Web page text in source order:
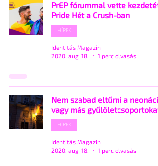
PrEP fórummal vette kezdetét
Pride Hét a Crush-ban
HÍREK
Identitás Magazin
2020. aug. 18.
1 perc olvasás
Nem szabad eltűrni a neonáci
vagy más gyűlöletcsoportokat
HÍREK
Identitás Magazin
2020. aug. 18.
1 perc olvasás